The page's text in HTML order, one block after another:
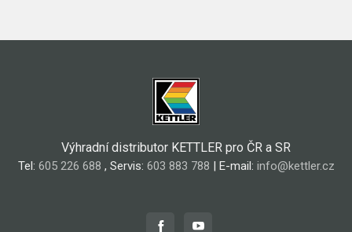
Výhradní distributor KETTLER pro ČR a SR
Tel: 605 226 688 , Servis: 603 883 788 | E-mail: info@kettler.cz